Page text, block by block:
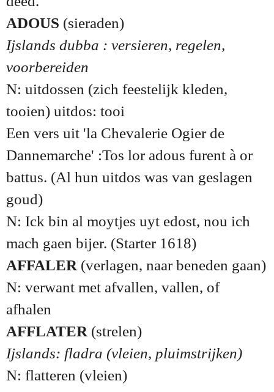
ADOUS (sieraden)
Ijslands dubba : versieren, regelen,
voorbereiden
N: uitdossen (zich feestelijk kleden,
tooien) uitdos: tooi
Een vers uit 'la Chevalerie Ogier de
Dannemarche' :Tos lor adous furent à or
battus. (Al hun uitdos was van geslagen
goud)
N: Ick bin al moytjes uyt edost, nou ich
mach gaen bijer. (Starter 1618)
AFFALER (verlagen, naar beneden gaan)
N: verwant met afvallen, vallen, of
afhalen
AFFLATER (strelen)
Ijslands: fladra (vleien, pluimstrijken)
N: flatteren (vleien)